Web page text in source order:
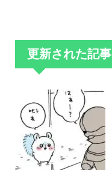
更新された記事